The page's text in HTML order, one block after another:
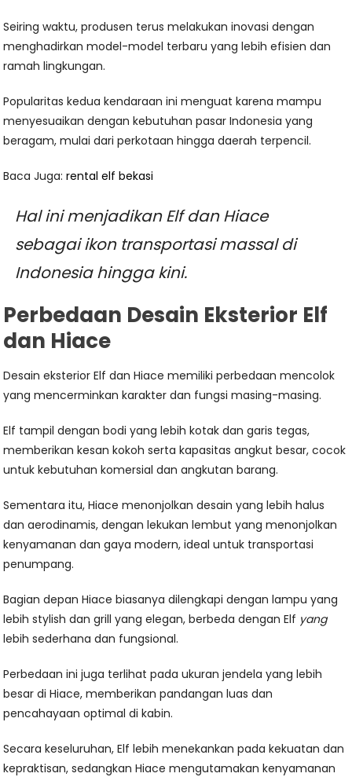
Seiring waktu, produsen terus melakukan inovasi dengan
menghadirkan model-model terbaru yang lebih efisien dan
ramah lingkungan.
Popularitas kedua kendaraan ini menguat karena mampu
menyesuaikan dengan kebutuhan pasar Indonesia yang
beragam, mulai dari perkotaan hingga daerah terpencil.
Baca Juga:rental elf bekasi
Hal ini menjadikan Elf dan Hiace
sebagai ikon transportasi massal di
Indonesia hingga kini.
Perbedaan Desain Eksterior Elf
dan Hiace
Desain eksterior Elf dan Hiace memiliki perbedaan mencolok
yang mencerminkan karakter dan fungsi masing-masing.
Elf tampil dengan bodi yang lebih kotak dan garis tegas,
memberikan kesan kokoh serta kapasitas angkut besar, cocok
untuk kebutuhan komersial dan angkutan barang.
Sementara itu, Hiace menonjolkan desain yang lebih halus
dan aerodinamis, dengan lekukan lembut yang menonjolkan
kenyamanan dan gaya modern, ideal untuk transportasi
penumpang.
Bagian depan Hiace biasanya dilengkapi dengan lampu yang
lebih stylish dan grill yang elegan, berbeda dengan Elf yang
lebih sederhana dan fungsional.
Perbedaan ini juga terlihat pada ukuran jendela yang lebih
besar di Hiace, memberikan pandangan luas dan
pencahayaan optimal di kabin.
Secara keseluruhan, Elf lebih menekankan pada kekuatan dan
kepraktisan, sedangkan Hiace mengutamakan kenyamanan